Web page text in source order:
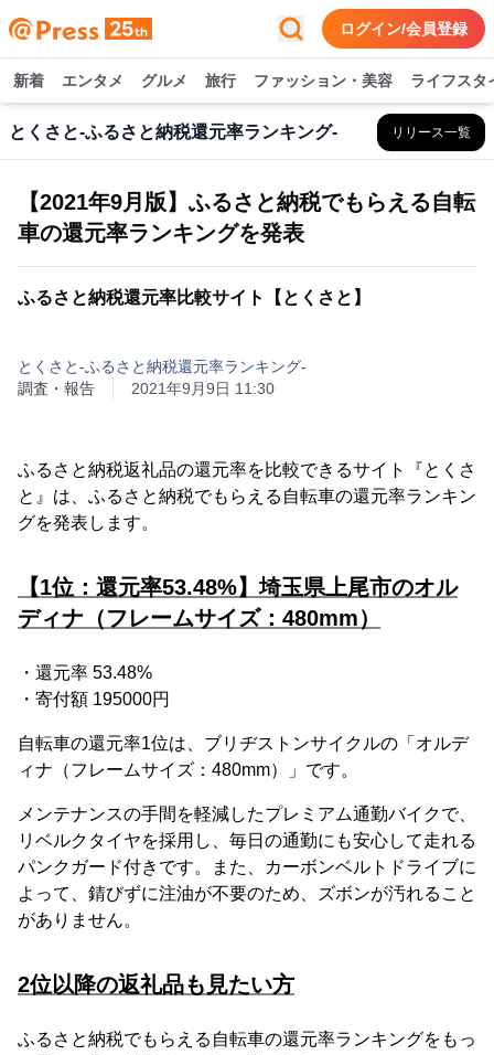
ログイン/会員登録
新着 エンタメ グルメ 旅行 ファッション・美容 ライフスタ
とくさと-ふるさと納税還元率ランキング- リリース一覧
【2021年9月版】ふるさと納税でもらえる自転
車の還元率ランキングを発表
ふるさと納税還元率比較サイト【とくさと】
とくさと-ふるさと納税還元率ランキング-
調査・報告
2021年9月9日 11:30
ふるさと納税返礼品の還元率を比較できるサイト『とくさ
と』は、ふるさと納税でもらえる自転車の還元率ランキン
グを発表します。
【1位：還元率53.48%】埼玉県上尾市のオル
ディナ（フレームサイズ：480mm）
・還元率 53.48%
・寄付額 195000円
自転車の還元率1位は、ブリヂストンサイクルの「オルデ
ィナ（フレームサイズ：480mm）」です。
メンテナンスの手間を軽減したプレミアム通勤バイクで、
リベルクタイヤを採用し、毎日の通勤にも安心して走れる
パンクガード付きです。また、カーボンベルトドライブに
よって、錆びずに注油が不要のため、ズボンが汚れること
がありません。
2位以降の返礼品も見たい方
ふるさと納税でもらえる自転車の還元率ランキングをもっ